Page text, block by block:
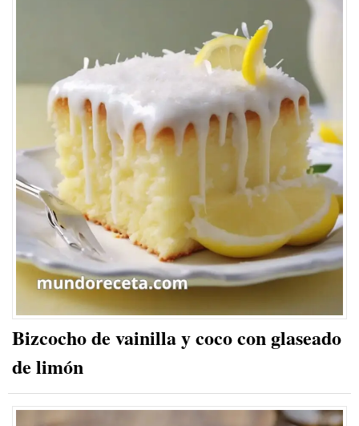
Bizcocho de vainilla y coco con glaseado
de limón